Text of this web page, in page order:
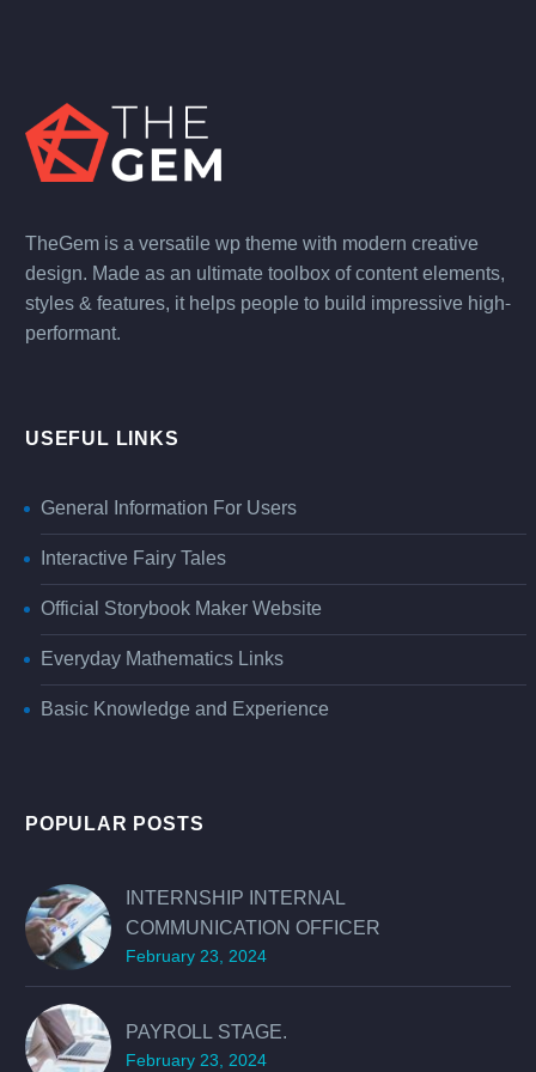
TheGem is a versatile wp theme with modern creative
design. Made as an ultimate toolbox of content elements,
styles & features, it helps people to build impressive high-
performant.
USEFUL LINKS
General Information For Users
Interactive Fairy Tales
Official Storybook Maker Website
Everyday Mathematics Links
Basic Knowledge and Experience
POPULAR POSTS
INTERNSHIP INTERNAL
COMMUNICATION OFFICER
February 23, 2024
PAYROLL STAGE.
February 23, 2024